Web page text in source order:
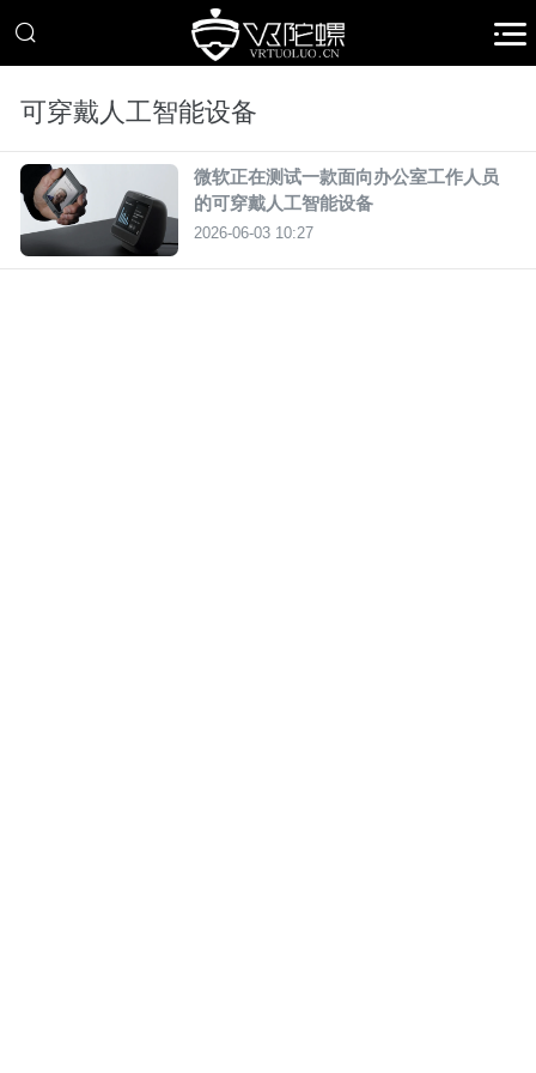
可穿戴人工智能设备
微软正在测试一款面向办公室工作人员
的可穿戴人工智能设备
2026-06-03 10:27